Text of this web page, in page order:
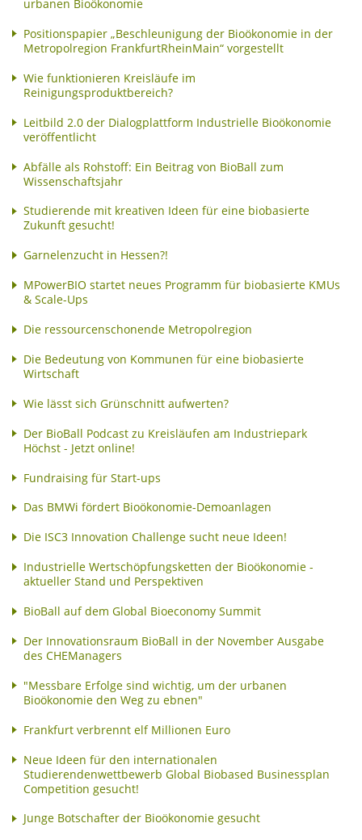
urbanen Bioökonomie
Positionspapier „Beschleunigung der Bioökonomie in der
Metropolregion FrankfurtRheinMain“ vorgestellt
Wie funktionieren Kreisläufe im
Reinigungsproduktbereich?
Leitbild 2.0 der Dialogplattform Industrielle Bioökonomie
veröffentlicht
Abfälle als Rohstoff: Ein Beitrag von BioBall zum
Wissenschaftsjahr
Studierende mit kreativen Ideen für eine biobasierte
Zukunft gesucht!
Garnelenzucht in Hessen?!
MPowerBIO startet neues Programm für biobasierte KMUs
& Scale-Ups
Die ressourcenschonende Metropolregion
Die Bedeutung von Kommunen für eine biobasierte
Wirtschaft
Wie lässt sich Grünschnitt aufwerten?
Der BioBall Podcast zu Kreisläufen am Industriepark
Höchst - Jetzt online!
Fundraising für Start-ups
Das BMWi fördert Bioökonomie-Demoanlagen
Die ISC3 Innovation Challenge sucht neue Ideen!
Industrielle Wertschöpfungsketten der Bioökonomie -
aktueller Stand und Perspektiven
BioBall auf dem Global Bioeconomy Summit
Der Innovationsraum BioBall in der November Ausgabe
des CHEManagers
"Messbare Erfolge sind wichtig, um der urbanen
Bioökonomie den Weg zu ebnen"
Frankfurt verbrennt elf Millionen Euro
Neue Ideen für den internationalen
Studierendenwettbewerb Global Biobased Businessplan
Competition gesucht!
Junge Botschafter der Bioökonomie gesucht